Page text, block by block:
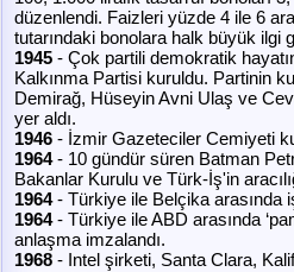
düzenlendi. Faizleri yüzde 4 ile 6
tutarındaki bonolara halk büyük ilgi
1945 - Çok partili demokratik
Kalkınma Partisi kuruldu. Partinin
Demirağ, Hüseyin Avni Ulaş ve
yer aldı.
1946 - İzmir Gazeteciler Cemiyeti
1964- 10 gündür süren Batman
Bakanlar Kurulu ve Türk-İş'in
1964- Türkiye ile Belçika arasında
1964- Türkiye ile ABD arasında
anlaşma imzalandı.
1968 - Intel şirketi, Santa Clara,